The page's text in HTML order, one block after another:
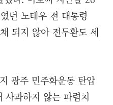
던 노태우 전 대통령
되지 않아 전두환도 세
광주 민주화운동 탄압
사과하지 않는 파렴치